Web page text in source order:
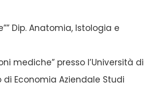
Dip. Anatomia, Istologia e
mediche” presso l’Università di
Economia Aziendale Studi